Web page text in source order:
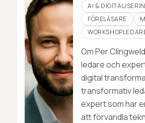
AI &
FÖRELÄSARE
Om Per
ledare och
digital
transformativ
expert som har
att förvandla